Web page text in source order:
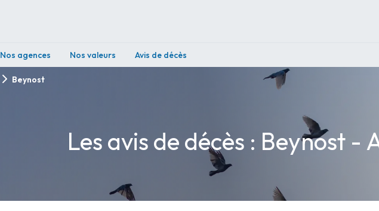
Nos agences Nos valeurs Avis de décès
Beynost
Les avis de décès : Beynost -